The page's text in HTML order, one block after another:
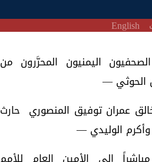
English
اليمنيون المحرَّرون من
—
عمران توفيق المنصوري حارث
الوليدي —